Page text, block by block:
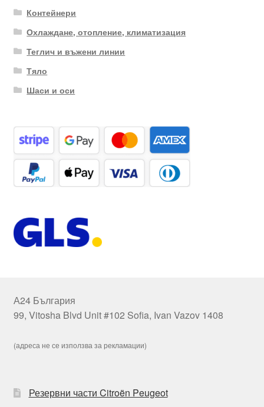
Контейнери
Охлаждане, отопление, климатизация
Теглич и въжени линии
Тяло
Шаси и оси
А24 България
99, Vitosha Blvd Unit #102 Sofia, Ivan Vazov 1408
(адреса не се използва за рекламации)
Резервни части Citroën Peugeot